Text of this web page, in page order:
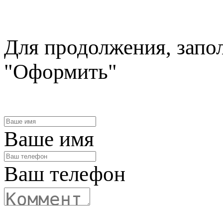
Для продолжения,
"Оформить"
Ваше имя
Ваш телефон